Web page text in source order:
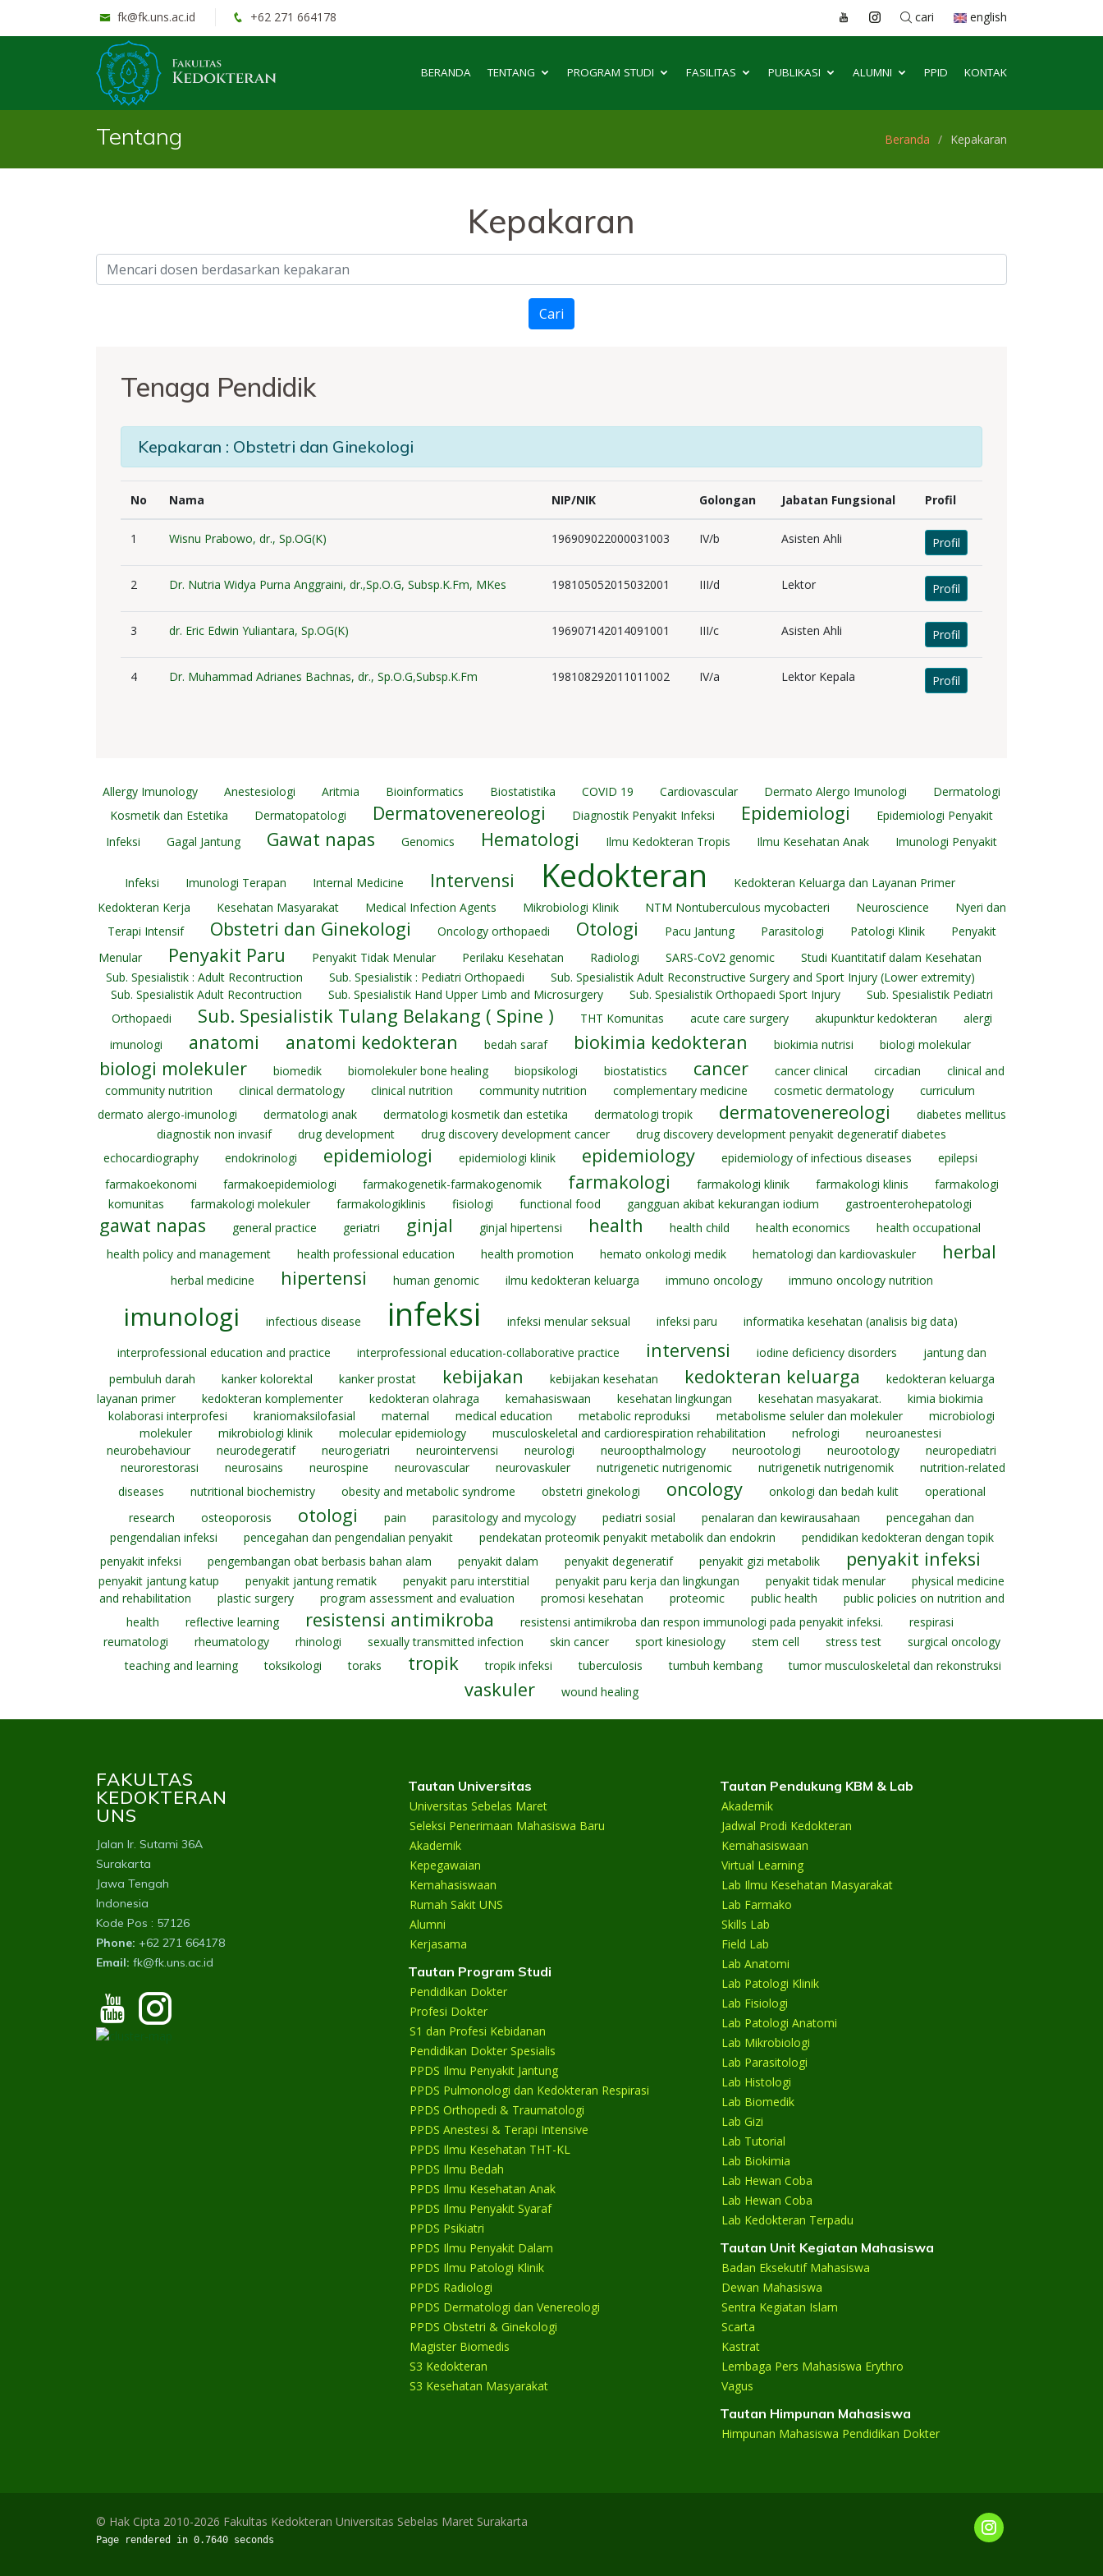
fk@fk.uns.ac.id +62 271 664178 cari english
BERANDA TENTANG PROGRAM STUDI FASILITAS PUBLIKASI ALUMNI PPID KONTAK
Tentang Beranda Kepakaran
Kepakaran
Cari
Tenaga Pendidik
Kepakaran : Obstetri dan Ginekologi
No Nama NIP/NIK Golongan Jabatan Fungsional Profil
1 Wisnu Prabowo, dr., Sp.OG(K) 196909022000031003 IV/b Asisten Ahli Profil
2 Dr. Nutria Widya Purna Anggraini, dr.,Sp.O.G, Subsp.K.Fm, MKes 198105052015032001 III/d Lektor Profil
3 dr. Eric Edwin Yuliantara, Sp.OG(K) 196907142014091001 III/c Asisten Ahli Profil
4 Dr. Muhammad Adrianes Bachnas, dr., Sp.O.G,Subsp.K.Fm 198108292011011002 IV/a Lektor Kepala Profil
Allergy Imunology Anestesiologi Aritmia Bioinformatics Biostatistika COVID 19 Cardiovascular Dermato Alergo Imunologi
Dermatologi
Kosmetik dan Estetika
Dermatopatologi Dermatovenereologi Diagnostik Penyakit Infeksi Epidemiologi
Epidemiologi Penyakit
Infeksi
Gagal Jantung Gawat napas Genomics Hematologi Ilmu Kedokteran Tropis Ilmu Kesehatan Anak Imunologi Penyakit
Infeksi Imunologi Terapan Internal Medicine Intervensi Kedokteran
Kedokteran Keluarga dan Layanan Primer
Kedokteran Kerja
Kesehatan Masyarakat Medical Infection Agents Mikrobiologi Klinik NTM Nontuberculous mycobacteri Neuroscience
Nyeri dan
Terapi Intensif
Obstetri dan Ginekologi Oncology orthopaedi Otologi Pacu Jantung Parasitologi Patologi Klinik
Penyakit
Menular
Penyakit Paru Penyakit Tidak Menular Perilaku Kesehatan Radiologi SARS-CoV2 genomic
Studi Kuantitatif dalam Kesehatan
Sub. Spesialistik : Adult Recontruction
Sub. Spesialistik : Pediatri Orthopaedi
Sub. Spesialistik Adult Reconstructive Surgery and Sport Injury (Lower extremity)
Sub. Spesialistik Adult Recontruction
Sub. Spesialistik Hand Upper Limb and Microsurgery Sub. Spesialistik Orthopaedi Sport Injury
Sub. Spesialistik Pediatri
Orthopaedi
Sub. Spesialistik Tulang Belakang ( Spine ) THT Komunitas acute care surgery akupunktur kedokteran
alergi
imunologi
anatomi anatomi kedokteran bedah saraf biokimia kedokteran biokimia nutrisi biologi molekular
biologi molekuler biomedik biomolekuler bone healing biopsikologi biostatistics cancer cancer clinical circadian
clinical and
community nutrition
clinical dermatology clinical nutrition community nutrition complementary medicine cosmetic dermatology
curriculum
dermato alergo-imunologi
dermatologi anak dermatologi kosmetik dan estetika dermatologi tropik dermatovenereologi
diabetes mellitus
diagnostik non invasif
drug development drug discovery development cancer
drug discovery development penyakit degeneratif diabetes
echocardiography
endokrinologi epidemiologi epidemiologi klinik epidemiology epidemiology of infectious diseases
epilepsi
farmakoekonomi
farmakoepidemiologi farmakogenetik-farmakogenomik farmakologi farmakologi klinik farmakologi klinis
farmakologi
komunitas
farmakologi molekuler farmakologiklinis fisiologi functional food gangguan akibat kekurangan iodium gastroenterohepatologi
gawat napas general practice geriatri ginjal ginjal hipertensi health health child health economics
health occupational
health policy and management
health professional education health promotion hemato onkologi medik hematologi dan kardiovaskuler herbal
herbal medicine hipertensi human genomic ilmu kedokteran keluarga immuno oncology immuno oncology nutrition
imunologi infectious disease infeksi infeksi menular seksual infeksi paru
informatika kesehatan (analisis big data)
interprofessional education and practice
interprofessional education-collaborative practice intervensi iodine deficiency disorders
jantung dan
pembuluh darah
kanker kolorektal kanker prostat kebijakan kebijakan kesehatan kedokteran keluarga
kedokteran keluarga
layanan primer
kedokteran komplementer kedokteran olahraga kemahasiswaan kesehatan lingkungan kesehatan masyakarat.
kimia biokimia
kolaborasi interprofesi
kraniomaksilofasial maternal medical education metabolic reproduksi metabolisme seluler dan molekuler
microbiologi
molekuler
mikrobiologi klinik molecular epidemiology musculoskeletal and cardiorespiration rehabilitation nefrologi
neuroanestesi
neurobehaviour
neurodegeratif neurogeriatri neurointervensi neurologi neuroopthalmology neurootologi neurootology
neuropediatri
neurorestorasi
neurosains neurospine neurovascular neurovaskuler nutrigenetic nutrigenomic nutrigenetik nutrigenomik
nutrition-related
diseases
nutritional biochemistry obesity and metabolic syndrome obstetri ginekologi oncology onkologi dan bedah kulit
operational
research
osteoporosis otologi pain parasitology and mycology pediatri sosial penalaran dan kewirausahaan
pencegahan dan
pengendalian infeksi
pencegahan dan pengendalian penyakit pendekatan proteomik penyakit metabolik dan endokrin
pendidikan kedokteran dengan topik
penyakit infeksi
pengembangan obat berbasis bahan alam penyakit dalam penyakit degeneratif penyakit gizi metabolik penyakit infeksi
penyakit jantung katup penyakit jantung rematik penyakit paru interstitial penyakit paru kerja dan lingkungan penyakit tidak menular
physical medicine
and rehabilitation
plastic surgery program assessment and evaluation promosi kesehatan proteomic public health
public policies on nutrition and
health
reflective learning resistensi antimikroba resistensi antimikroba dan respon immunologi pada penyakit infeksi.
respirasi
reumatologi
rheumatology rhinologi sexually transmitted infection skin cancer sport kinesiology stem cell stress test
surgical oncology
teaching and learning
toksikologi toraks tropik tropik infeksi tuberculosis tumbuh kembang tumor musculoskeletal dan rekonstruksi
vaskuler wound healing
FAKULTAS
KEDOKTERAN
UNS
Jalan Ir. Sutami 36A
Surakarta
Jawa Tengah
Indonesia
Kode Pos : 57126
Phone: +62 271 664178
Email: fk@fk.uns.ac.id
Tautan Universitas
Universitas Sebelas Maret
Seleksi Penerimaan Mahasiswa Baru
Akademik
Kepegawaian
Kemahasiswaan
Rumah Sakit UNS
Alumni
Kerjasama
Tautan Program Studi
Pendidikan Dokter
Profesi Dokter
S1 dan Profesi Kebidanan
Pendidikan Dokter Spesialis
PPDS Ilmu Penyakit Jantung
PPDS Pulmonologi dan Kedokteran Respirasi
PPDS Orthopedi & Traumatologi
PPDS Anestesi & Terapi Intensive
PPDS Ilmu Kesehatan THT-KL
PPDS Ilmu Bedah
PPDS Ilmu Kesehatan Anak
PPDS Ilmu Penyakit Syaraf
PPDS Psikiatri
PPDS Ilmu Penyakit Dalam
PPDS Ilmu Patologi Klinik
PPDS Radiologi
PPDS Dermatologi dan Venereologi
PPDS Obstetri & Ginekologi
Magister Biomedis
S3 Kedokteran
S3 Kesehatan Masyarakat
Tautan Pendukung KBM & Lab
Akademik
Jadwal Prodi Kedokteran
Kemahasiswaan
Virtual Learning
Lab Ilmu Kesehatan Masyarakat
Lab Farmako
Skills Lab
Field Lab
Lab Anatomi
Lab Patologi Klinik
Lab Fisiologi
Lab Patologi Anatomi
Lab Mikrobiologi
Lab Parasitologi
Lab Histologi
Lab Biomedik
Lab Gizi
Lab Tutorial
Lab Biokimia
Lab Hewan Coba
Lab Hewan Coba
Lab Kedokteran Terpadu
Tautan Unit Kegiatan Mahasiswa
Badan Eksekutif Mahasiswa
Dewan Mahasiswa
Sentra Kegiatan Islam
Scarta
Kastrat
Lembaga Pers Mahasiswa Erythro
Vagus
Tautan Himpunan Mahasiswa
Himpunan Mahasiswa Pendidikan Dokter
© Hak Cipta 2010-2026 Fakultas Kedokteran Universitas Sebelas Maret Surakarta
Page rendered in 0.7640 seconds